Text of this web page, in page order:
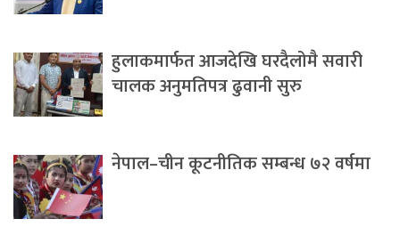
हुलाकमार्फत आजदेखि घरदैलोमै सवारी
चालक अनुमतिपत्र ढुवानी सुरु
नेपाल–चीन कूटनीतिक सम्बन्ध ७२ वर्षमा